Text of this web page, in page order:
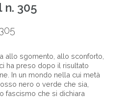
305
allo sgomento, allo sconforto,
ha preso dopo il risultato
In un mondo nella cui metà
nero o verde che sia,
fascismo che si dichiara